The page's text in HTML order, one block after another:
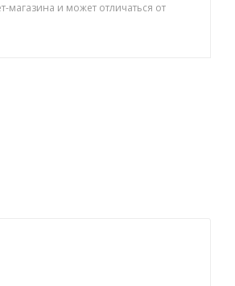
магазина и может отличаться от